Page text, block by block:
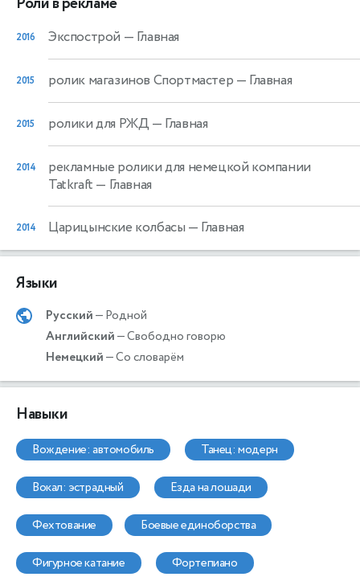
2016 Экспострой — Главная
2015 ролик магазинов Спортмастер — Главная
2015 ролики для РЖД — Главная
2014
рекламные ролики для немецкой компании
Tatkraft — Главная
2014 Царицынские колбасы — Главная
Языки
Русский— Родной
Английский— Свободно говорю
Немецкий— Со словарём
Навыки
вождение: автомобиль танец: модерн
вокал: эстрадный езда на лошади
фехтование боевые единоборства
фигурное катание фортепиано